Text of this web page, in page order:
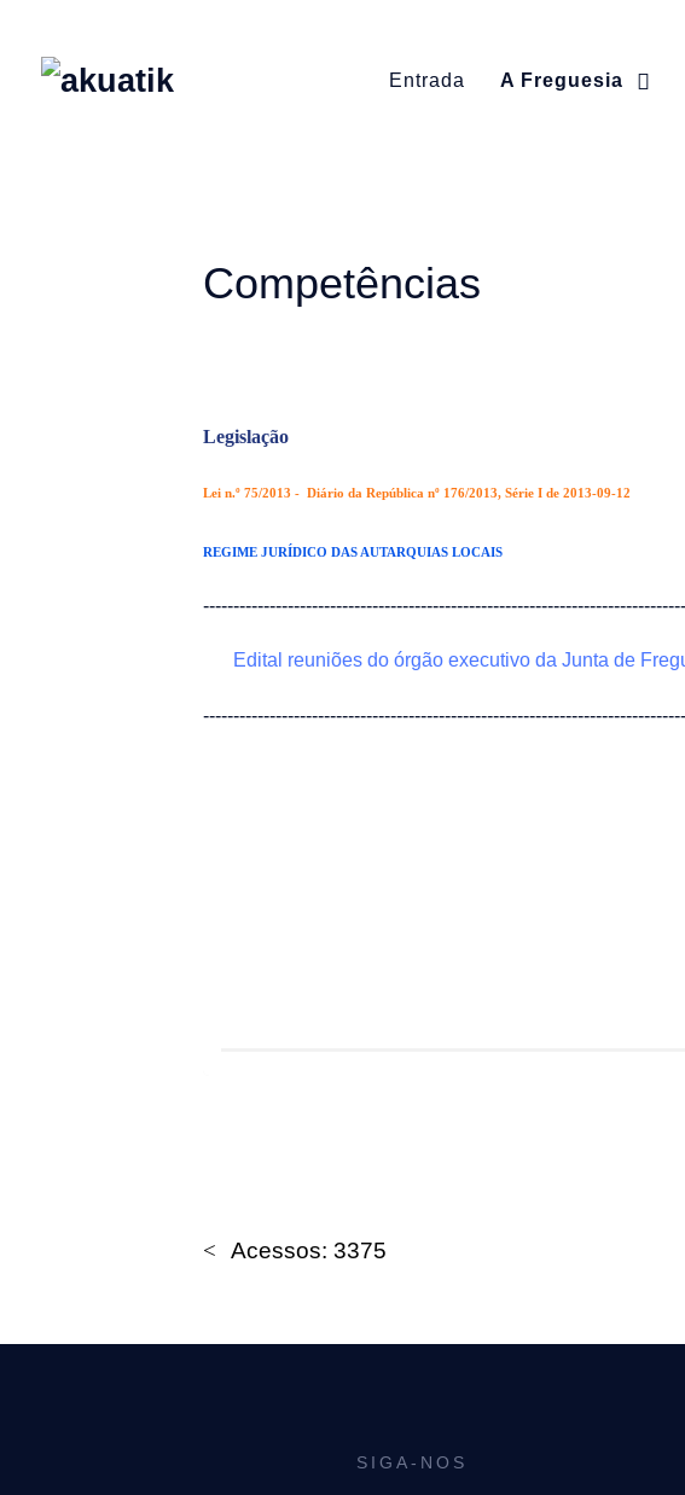
Entrada A Freguesia
Competências
Legislação
Lei n.º 75/2013 - Diário da República nº 176/2013, Série I de 2013-09-12
REGIME JURÍDICO DAS AUTARQUIAS LOCAIS
Edital reuniões do órgão executivo da Junta de
Acessos: 3375
SIGA-NOS